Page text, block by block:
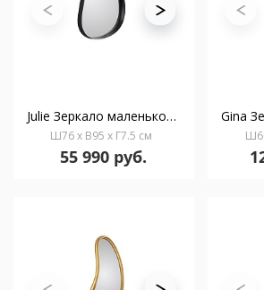
Julie Зеркало маленькое черное
Ш76 x В95 x Г7.5 см
55 990 руб.